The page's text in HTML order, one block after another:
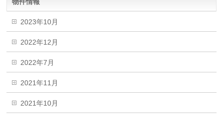
2023年10月
2022年12月
2022年7月
2021年11月
2021年10月